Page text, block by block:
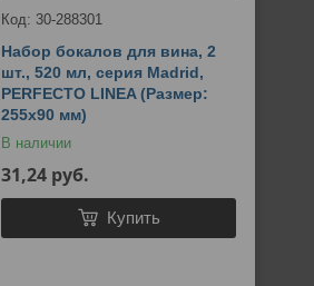
30-288301
Набор бокалов для вина, 2
шт., 520 мл, серия Madrid,
PERFECTO LINEA (Размер:
255х90 мм)
В наличии
31,24 руб.
Купить